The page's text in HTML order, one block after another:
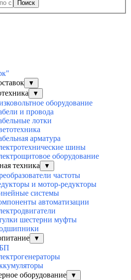
Поиск
▼
▼
оборудование
и провода
лотки
арматура
шины
оборудование
техника
▼
частоты
и мотор-редукторы
системы
автоматизации
шестерни муфты
▼
оборудование
▼